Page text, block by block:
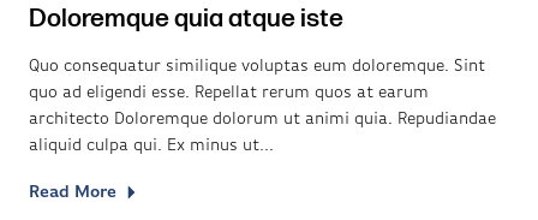
Doloremque quia atque iste
Quo consequatur similique voluptas eum doloremque. Sint
quo ad eligendi esse. Repellat rerum quos at earum
architecto Doloremque dolorum ut animi quia. Repudiandae
aliquid culpa qui. Ex minus ut...
Read More